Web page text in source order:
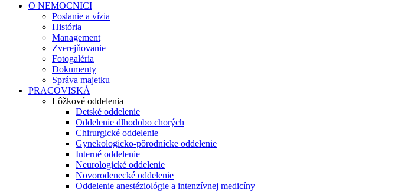
O NEMOCNICI
Poslanie a vízia
História
Management
Zverejňovanie
Fotogaléria
Dokumenty
Správa majetku
PRACOVISKÁ
Lôžkové oddelenia
Detské oddelenie
Oddelenie dlhodobo chorých
Chirurgické oddelenie
Gynekologicko-pôrodnícke oddelenie
Interné oddelenie
Neurologické oddelenie
Novorodenecké oddelenie
Oddelenie anestéziológie a intenzívnej medicíny